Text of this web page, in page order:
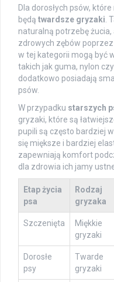
Dla dorosłych psów,
będą twardsze gryzaki.
naturalną potrzebę
zdrowych zębów
w tej kategorii mogą być
takich jak guma, nylon
dodatkowo posiadają
psów.
W przypadku starszych
gryzaki, które są
pupili są często bardziej
się miększe i bardziej
zapewniają komfort
dla zdrowia ich jamy
Etap życia
psa
Rodzaj
gryzaka
Szczenięta
Miękkie
gryzaki
Dorosłe
psy
Twarde
gryzaki